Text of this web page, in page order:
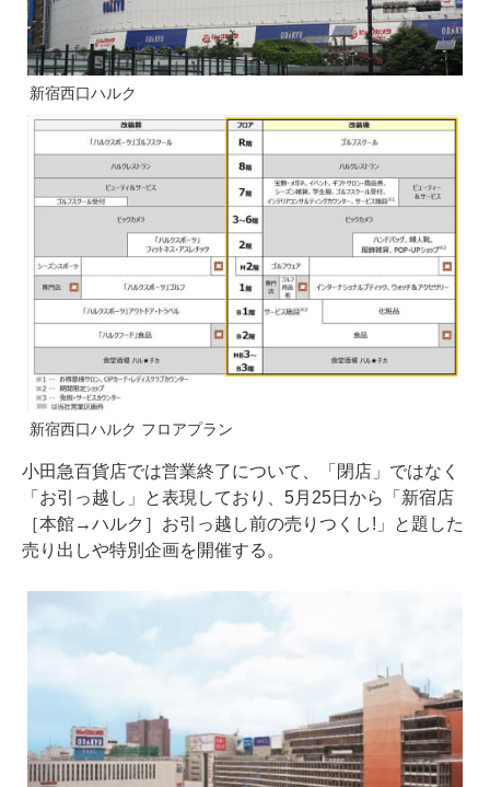
新宿西口ハルク
新宿西口ハルク フロアプラン
小田急百貨店では営業終了について、「閉店」ではなく
「お引っ越し」と表現しており、5月25日から「新宿店
［本館→ハルク］お引っ越し前の売りつくし!」と題した
売り出しや特別企画を開催する。